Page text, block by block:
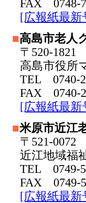
FAX 0748-
[広報紙最
■高島市老人
〒520-1821
高島市役所
TEL 0740-
FAX 0740-
[広報紙最
■米原市近江
〒521-0072
近江地域福
TEL 0749-
FAX 0749-
[広報紙最